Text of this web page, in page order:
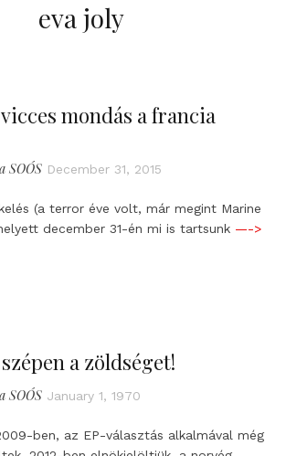
eva joly
vicces mondás a francia
SOÓS December 31, 2015
(a terror éve volt, már megint Marine
december 31-én mi is tartsunk —->
a zöldséget!
SOÓS January 1, 1970
ben, az EP-választás alkalmával még